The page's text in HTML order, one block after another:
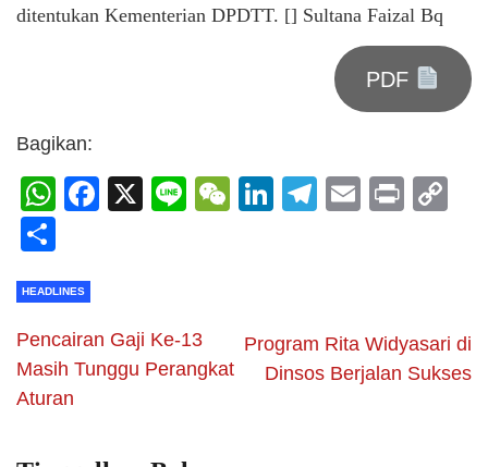
ditentukan Kementerian DPDTT. [] Sultana Faizal Bq
PDF
Bagikan:
WhatsApp
Facebook
X LineWeChat
LinkedIn
Telegram
Email
Print
HEADLINES
Pencairan Gaji Ke-13
Masih Tunggu Perangkat
Aturan
Program Rita Widyasari di
Dinsos Berjalan Sukses